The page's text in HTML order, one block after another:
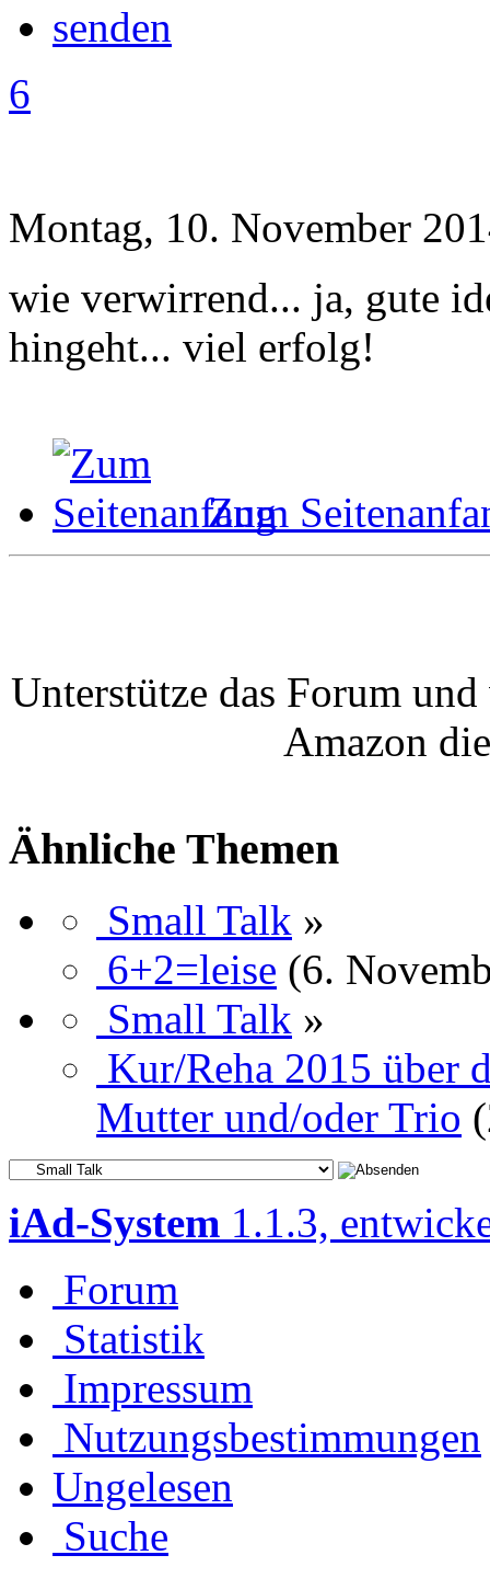
6
Montag, 10. November
wie verwirrend... ja, gute
hingeht... viel erfolg!
Zum
Unterstütze das Forum
Amazon
Ähnliche Themen
Small Talk »
6+2=leise (6.
Small Talk »
Kur/Reha 2015 über
Mutter und/oder Trio
iAd-System 1.1.3,
Forum
Statistik
Impressum
Nutzungsbestimmungen
Ungelesen
Suche